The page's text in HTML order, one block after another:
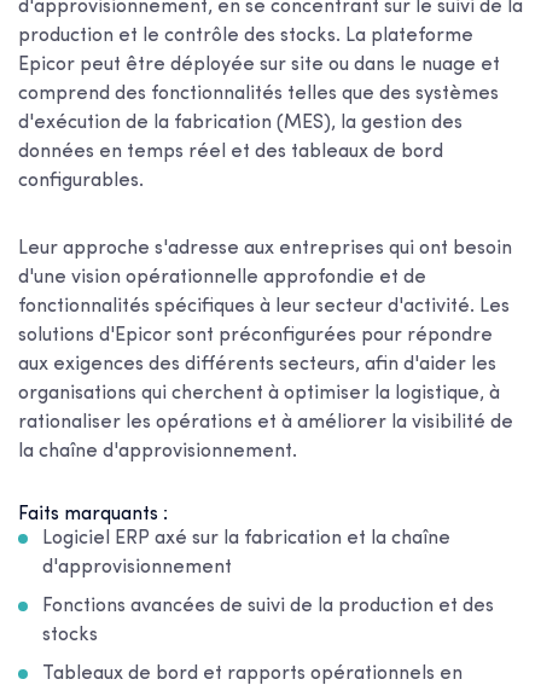
d'approvisionnement, en se concentrant sur le suivi de la
production et le contrôle des stocks. La plateforme
Epicor peut être déployée sur site ou dans le nuage et
comprend des fonctionnalités telles que des systèmes
d'exécution de la fabrication (MES), la gestion des
données en temps réel et des tableaux de bord
configurables.
Leur approche s'adresse aux entreprises qui ont besoin
d'une vision opérationnelle approfondie et de
fonctionnalités spécifiques à leur secteur d'activité. Les
solutions d'Epicor sont préconfigurées pour répondre
aux exigences des différents secteurs, afin d'aider les
organisations qui cherchent à optimiser la logistique, à
rationaliser les opérations et à améliorer la visibilité de
la chaîne d'approvisionnement.
Faits marquants :
Logiciel ERP axé sur la fabrication et la chaîne
d'approvisionnement
Fonctions avancées de suivi de la production et des
stocks
Tableaux de bord et rapports opérationnels en